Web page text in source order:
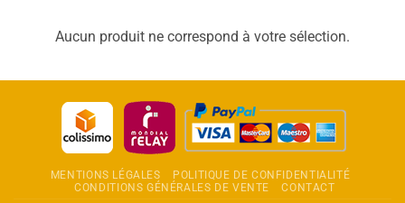
Aucun produit ne correspond à votre sélection.
MENTIONS LÉGALES
POLITIQUE DE CONFIDENTIALITÉ
CONDITIONS GÉNÉRALES DE VENTE
CONTACT